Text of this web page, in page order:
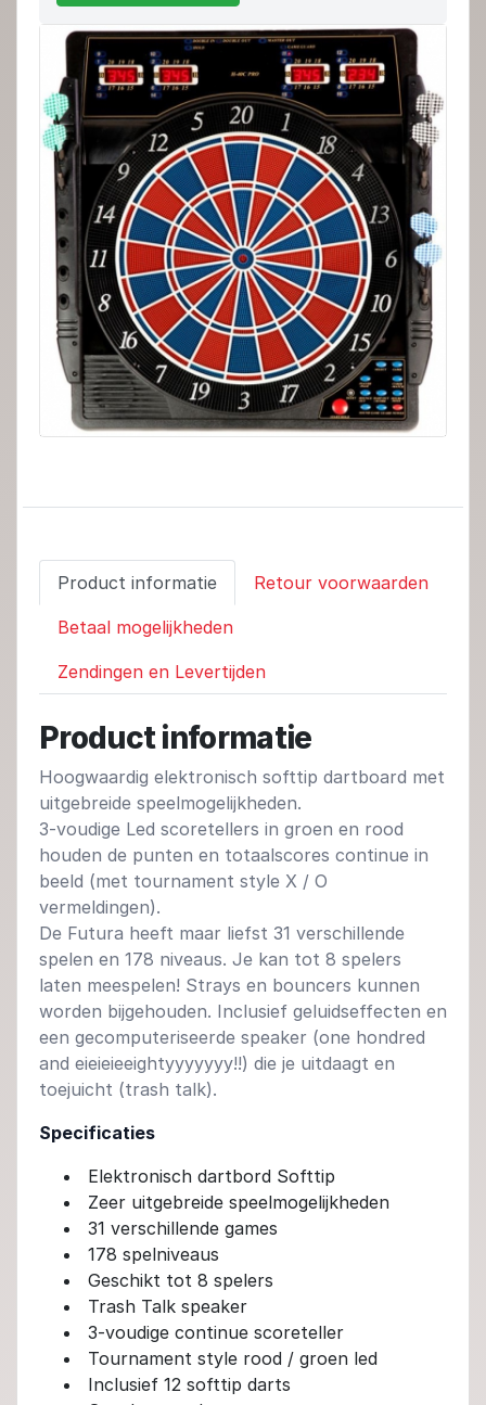
Product informatie Retour voorwaarden
Betaal mogelijkheden
Zendingen en Levertijden
Product informatie
Hoogwaardig elektronisch softtip dartboard met
uitgebreide speelmogelijkheden.
3-voudige Led scoretellers in groen en rood
houden de punten en totaalscores continue in
beeld (met tournament style X / O
vermeldingen).
De Futura heeft maar liefst 31 verschillende
spelen en 178 niveaus. Je kan tot 8 spelers
laten meespelen! Strays en bouncers kunnen
worden bijgehouden. Inclusief geluidseffecten en
een gecomputeriseerde speaker (one hondred
and eieieieeightyyyyyyy!!) die je uitdaagt en
toejuicht (trash talk).
Specificaties
Elektronisch dartbord Softtip
Zeer uitgebreide speelmogelijkheden
31 verschillende games
178 spelniveaus
Geschikt tot 8 spelers
Trash Talk speaker
3-voudige continue scoreteller
Tournament style rood / groen led
Inclusief 12 softtip darts